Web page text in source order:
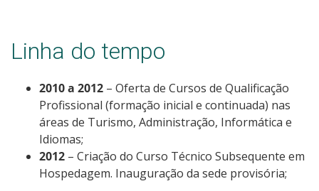
Linha do tempo
2010 a 2012 – Oferta de Cursos de Qualificação
Profissional (formação inicial e continuada) nas
áreas de Turismo, Administração, Informática e
Idiomas;
2012 – Criação do Curso Técnico Subsequente em
Hospedagem. Inauguração da sede provisória;